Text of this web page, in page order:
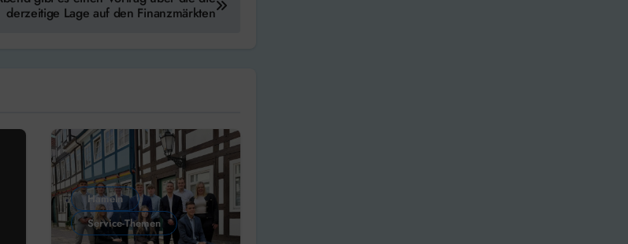
derzeitige Lage auf den Finanzmärkten
Hameln
Service-Themen